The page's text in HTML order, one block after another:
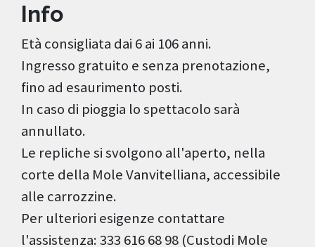
Info
Età consigliata dai 6 ai 106 anni.
Ingresso gratuito e senza prenotazione,
fino ad esaurimento posti.
In caso di pioggia lo spettacolo sarà
annullato.
Le repliche si svolgono all'aperto, nella
corte della Mole Vanvitelliana, accessibile
alle carrozzine.
Per ulteriori esigenze contattare
l'assistenza: 333 616 68 98 (Custodi Mole